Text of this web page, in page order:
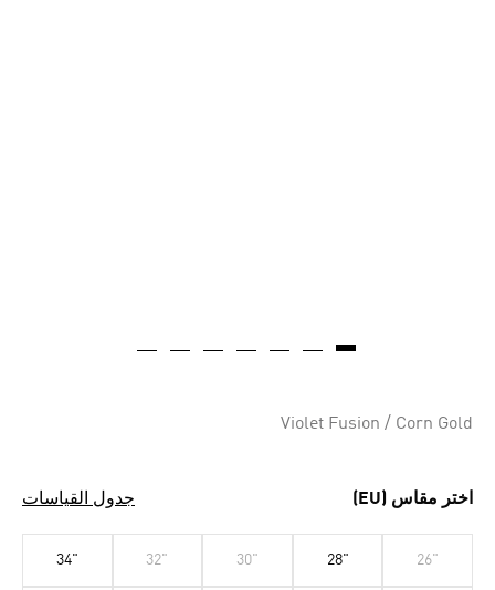
Violet Fusion / Corn Gold
اختر مقاس (EU) جدول القياسات
26"
28"
30"
32"
34"